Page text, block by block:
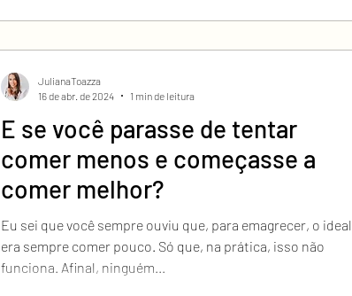
E se você parasse de tentar
comer menos e começasse a
comer melhor?
Eu sei que você sempre ouviu que, para emagrecer, o ideal
era sempre comer pouco. Só que, na prática, isso não
funciona. Afinal, ninguém...
JulianaToazza
16 de abr. de 2024
1 min de leitura